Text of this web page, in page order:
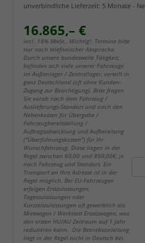
unverbindliche Lieferzeit: 5 Monate
16.865,– €
incl. 19% MwSt.. Wichtig!: Termine bitte
nur nach telefonischer Absprache.
Durch unsere bundesweite Tätigkeit,
befinden sich viele unserer Fahrzeuge
im Außenlager / Zentrallager, verteilt in
ganz Deutschland (oft ohne Kunden-
Zugang zur Besichtigung). Bitte fragen
Sie vorab nach dem Fahrzeug /
Auslieferungs-Standort und nach den
Nebenkosten für Übergabe /
Fahrzeugbereitstellung /
Auftragsabwicklung und Aufbereitung
("Überführungskosten") für Ihr
Wunschfahrzeug. Diese liegen in der
Regel zwischen 60,00 und 890,00€, je
nach Fahrzeug und Standort. Ein
Transport an Ihre Adresse ist in der
Regel möglich. Bei EU-Fahrzeugen
erfolgen Erstzulassungen,
Tageszulassungen oder
Kurzzeitzulassungen oft gewerblich als
Mietwagen / Werkstatt Ersatzwagen, was
den ersten HU/AU Zeitraum auf 1 Jahr
reduzieren kann. Die Betriebsanleitung
liegt in der Regel nicht in Deutsch bei.